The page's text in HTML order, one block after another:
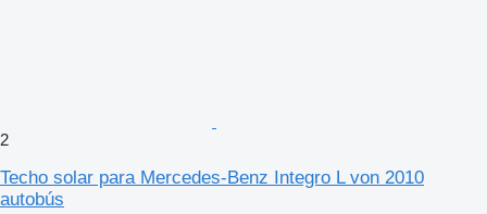
2
Techo solar para Mercedes-Benz Integro L von 2010
autobús